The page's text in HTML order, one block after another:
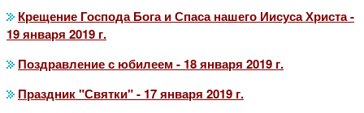
Крещение Господа Бога и Спаса нашего Иисуса Христа -
19 января 2019 г.
Поздравление с юбилеем - 18 января 2019 г.
Праздник "Святки" - 17 января 2019 г.